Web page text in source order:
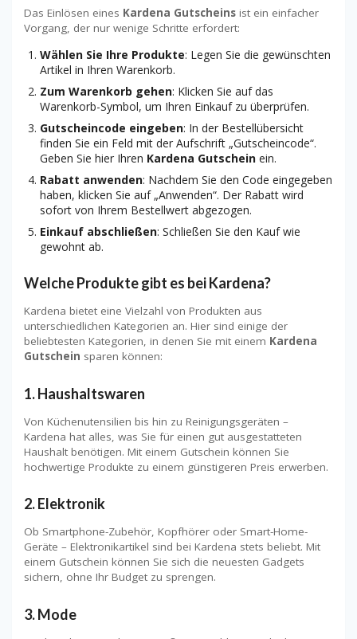
Das Einlösen eines Kardena Gutscheins ist ein einfacher
Vorgang, der nur wenige Schritte erfordert:
Wählen Sie Ihre Produkte: Legen Sie die gewünschten
Artikel in Ihren Warenkorb.
Zum Warenkorb gehen: Klicken Sie auf das
Warenkorb-Symbol, um Ihren Einkauf zu überprüfen.
Gutscheincode eingeben: In der Bestellübersicht
finden Sie ein Feld mit der Aufschrift „Gutscheincode“.
Geben Sie hier Ihren Kardena Gutschein ein.
Rabatt anwenden: Nachdem Sie den Code eingegeben
haben, klicken Sie auf „Anwenden“. Der Rabatt wird
sofort von Ihrem Bestellwert abgezogen.
Einkauf abschließen: Schließen Sie den Kauf wie
gewohnt ab.
Welche Produkte gibt es bei Kardena?
Kardena bietet eine Vielzahl von Produkten aus
unterschiedlichen Kategorien an. Hier sind einige der
beliebtesten Kategorien, in denen Sie mit einem Kardena
Gutschein sparen können:
1.Haushaltswaren
Von Küchenutensilien bis hin zu Reinigungsgeräten –
Kardena hat alles, was Sie für einen gut ausgestatteten
Haushalt benötigen. Mit einem Gutschein können Sie
hochwertige Produkte zu einem günstigeren Preis erwerben.
2.Elektronik
Ob Smartphone-Zubehör, Kopfhörer oder Smart-Home-
Geräte – Elektronikartikel sind bei Kardena stets beliebt. Mit
einem Gutschein können Sie sich die neuesten Gadgets
sichern, ohne Ihr Budget zu sprengen.
3.Mode